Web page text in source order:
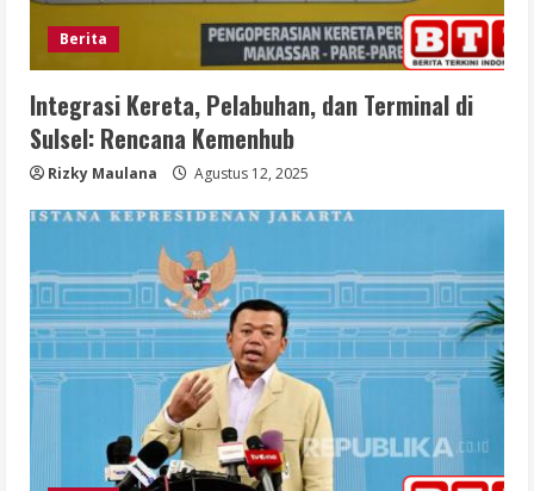
Berita
Integrasi Kereta, Pelabuhan, dan Terminal di
Sulsel: Rencana Kemenhub
Rizky Maulana Agustus 12, 2025